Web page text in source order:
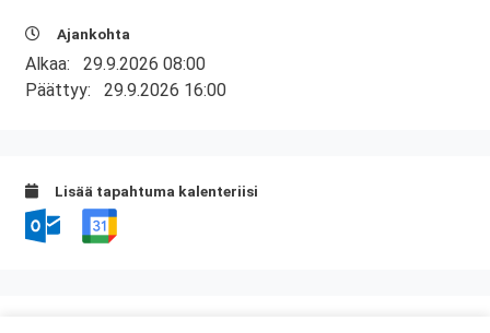
Ajankohta
Alkaa: 29.9.2026 08:00
Päättyy: 29.9.2026 16:00
Lisää tapahtuma kalenteriisi